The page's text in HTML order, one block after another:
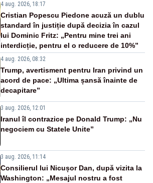
4 aug. 2026, 18:17
Cristian Popescu Piedone acuză un dublu
standard în justiție după decizia în cazul
lui Dominic Fritz: „Pentru mine trei ani
interdicție, pentru el o reducere de 10%”
4 aug. 2026, 08:32
Trump, avertisment pentru Iran privind un
acord de pace: „Ultima șansă înainte de
decapitare”
3 aug. 2026, 12:01
Iranul îl contrazice pe Donald Trump: „Nu
negociem cu Statele Unite”
3 aug. 2026, 11:14
Consilierul lui Nicușor Dan, după vizita la
Washington: „Mesajul nostru a fost